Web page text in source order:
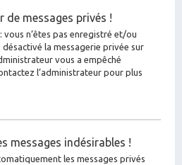
de messages privés !
vous n’êtes pas enregistré et/ou
la messagerie privée sur
vous a empêché
l’administrateur pour plus
messages indésirables !
les messages privés